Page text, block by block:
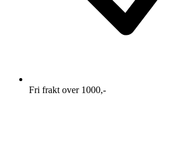
Fri frakt over 1000,-